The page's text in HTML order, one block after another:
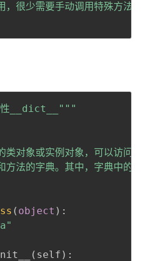
很少需要手动调用特殊方法
性__dict__"""
类对象或实例对象，可以访问
法的字典。其中，字典中的键
( object ) :
( self ) :